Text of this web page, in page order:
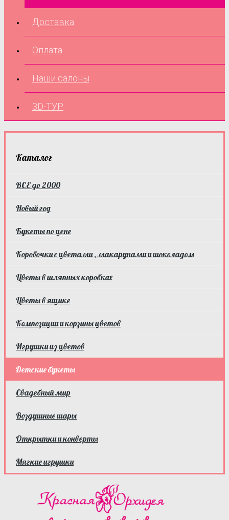
Доставка
Оплата
Наши салоны
3D-ТУР
Каталог
ВСЕ до 2000
Новый год
Букеты по цене
Коробочки с цветами , макарунами и шоколадом
Цветы в шляпных коробках
Цветы в ящике
Композиции и корзины цветов
Игрушки из цветов
Детские букеты
Свадебный мир
Воздушные шары
Открытки и конверты
Мягкие игрушки